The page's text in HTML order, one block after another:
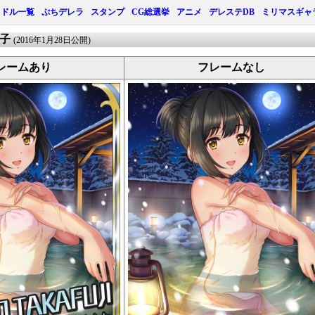
ル一覧 ぷちデレラ スタンプ CG総選挙 アニメ デレステDB ミリマスギャ
(2016年1月28日公開)
ームあり フレームなし